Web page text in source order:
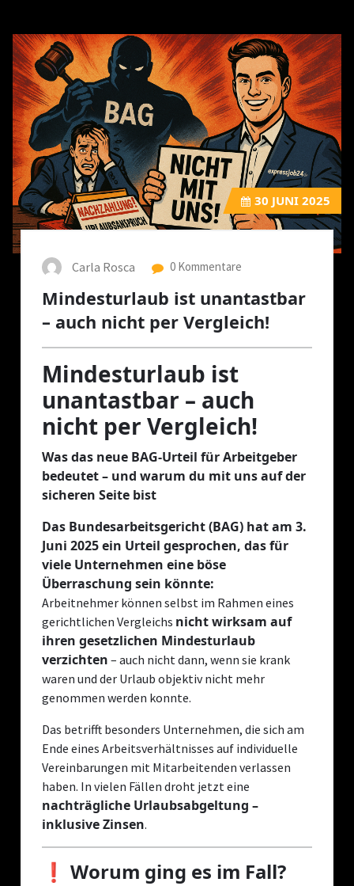
30 JUNI 2025
Carla Rosca 0 Kommentare
Mindesturlaub ist unantastbar
– auch nicht per Vergleich!
Mindesturlaub ist
unantastbar – auch
nicht per Vergleich!
Was das neue BAG-Urteil für Arbeitgeber
bedeutet – und warum du mit uns auf der
sicheren Seite bist
Das Bundesarbeitsgericht (BAG) hat am 3.
Juni 2025 ein Urteil gesprochen, das für
viele Unternehmen eine böse
Überraschung sein könnte:
Arbeitnehmer können selbst im Rahmen eines
gerichtlichen Vergleichs nicht wirksam auf
ihren gesetzlichen Mindesturlaub
verzichten – auch nicht dann, wenn sie krank
waren und der Urlaub objektiv nicht mehr
genommen werden konnte.
Das betrifft besonders Unternehmen, die sich am
Ende eines Arbeitsverhältnisses auf individuelle
Vereinbarungen mit Mitarbeitenden verlassen
haben. In vielen Fällen droht jetzt eine
nachträgliche Urlaubsabgeltung –
inklusive Zinsen.
❗ Worum ging es im Fall?